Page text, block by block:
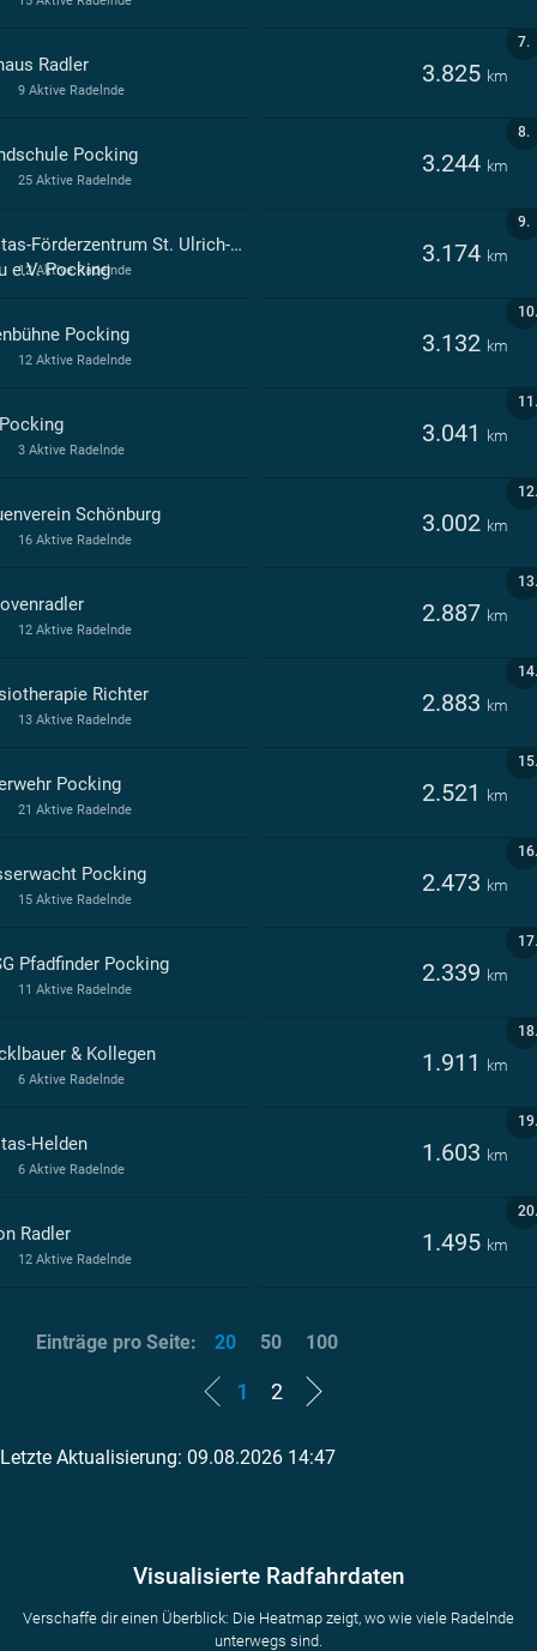
7.
Radler 3.825 km
9 Aktive Radelnde
8.
Pocking 3.244 km
25 Aktive Radelnde
9.
Caritas-Förderzentrum St. Ulrich-Schule Pocking, Förderschwerpunkt geist.Entwickl. Pocking d. Caritasverb.f.d.Diöz.Pa
e.V. Pocking
3.174 km
12 Aktive Radelnde
10.
Pocking 3.132 km
12 Aktive Radelnde
11.
3.041 km
3 Aktive Radelnde
12.
Schönburg 3.002 km
16 Aktive Radelnde
13.
2.887 km
12 Aktive Radelnde
14.
Richter 2.883 km
13 Aktive Radelnde
15.
Pocking 2.521 km
21 Aktive Radelnde
16.
Pocking 2.473 km
15 Aktive Radelnde
17.
Pfadfinder Pocking 2.339 km
11 Aktive Radelnde
18.
& Kollegen 1.911 km
6 Aktive Radelnde
19.
Helden 1.603 km
6 Aktive Radelnde
20.
Radler 1.495 km
12 Aktive Radelnde
1 2
Letzte Aktualisierung: 09.08.2026 14:47
Einträge pro Seite: 20 50 100
Visualisierte Radfahrdaten
Verschaffe dir einen Überblick: Die Heatmap zeigt, wo wie viele Radelnde
unterwegs sind.